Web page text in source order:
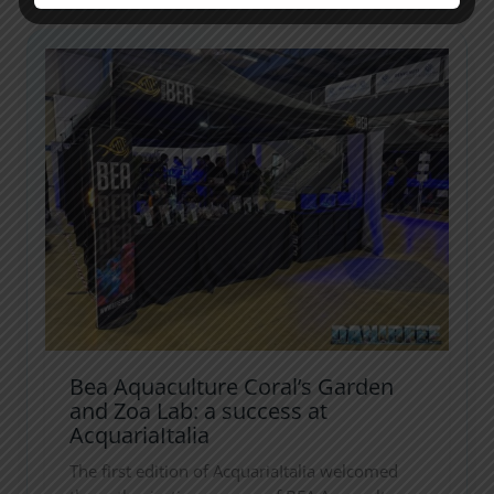
Circulation
Wave
Maker
Pump
50W
Bea Aquaculture Coral’s Garden
and Zoa Lab: a success at
AcquariaItalia
The first edition of AcquariaItalia welcomed